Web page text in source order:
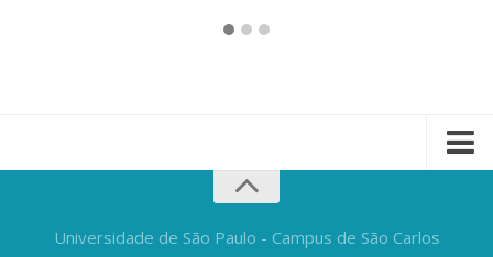
Universidade de São Paulo - Campus de São Carlos